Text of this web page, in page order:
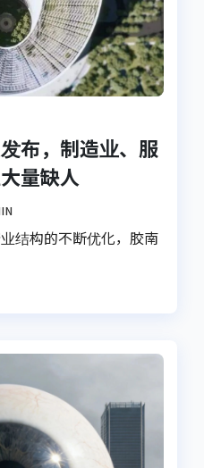
布，制造业、服
量缺人
结构的不断优化，胶南